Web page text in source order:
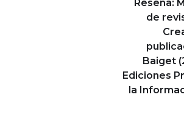
Reseña:
de
Baiget
Ediciones
la